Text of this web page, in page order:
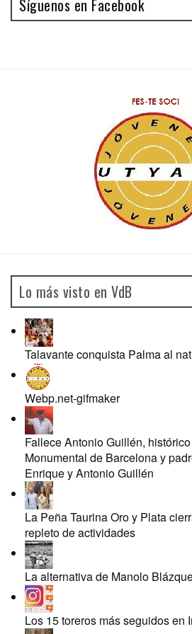
Síguenos en Facebook
Lo más visto en VdB
Talavante conquista Palma al
Webp.net-gifmaker
Fallece Antonio Guillén,
Monumental de Barcelona y
Enrique y Antonio Guillén
La Peña Taurina Oro y Plata
repleto de actividades
La alternativa de Manolo
Los 15 toreros más seguidos en